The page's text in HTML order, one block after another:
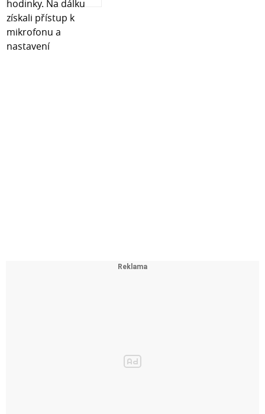
lepicí vrstva co nejpevněji spojila s obrazovkou.
VLASTNOSTI PRODUKTU:- 100% originál- Baleno v
originálním balení- Velmi snadná instalace pomocí
montážního rámu- Tvrdost 9H- 2,5D frézované hrany pro